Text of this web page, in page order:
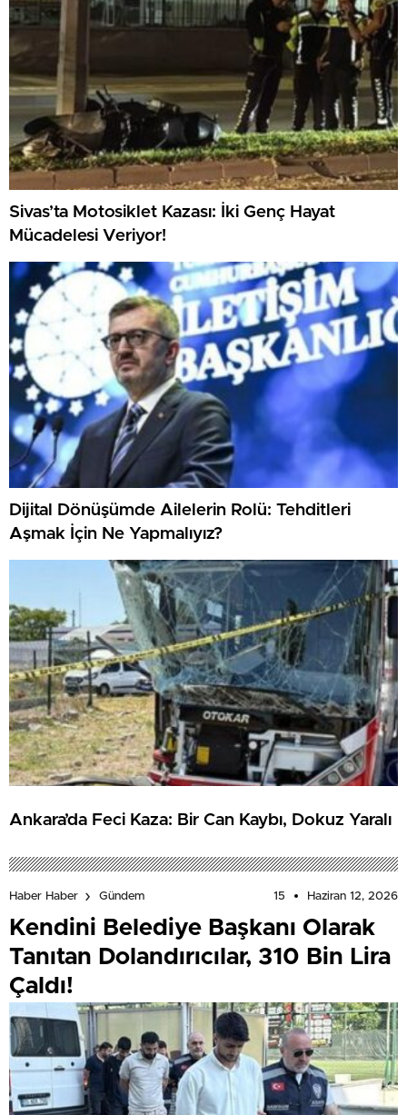
Sivas’ta Motosiklet Kazası: İki Genç Hayat
Mücadelesi Veriyor!
Dijital Dönüşümde Ailelerin Rolü: Tehditleri
Aşmak İçin Ne Yapmalıyız?
Ankara’da Feci Kaza: Bir Can Kaybı, Dokuz Yaralı
Haber Haber Gündem 15 Haziran 12, 2026
Kendini Belediye Başkanı Olarak
Tanıtan Dolandırıcılar, 310 Bin Lira
Çaldı!